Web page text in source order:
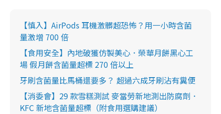
【慎入】AirPods 耳機激髒超恐怖？用一小時含菌
量激增 700 倍
【食用安全】內地破獲仿製美心．榮華月餅黑心工
場 假月餅含菌量超標 270 倍以上
牙刷含菌量比馬桶還要多？ 超過六成牙刷沾有糞便
【消委會】29 款雪糕測試 麥當勞新地測出防腐劑．
KFC 新地含菌量超標（附食用選購建議）